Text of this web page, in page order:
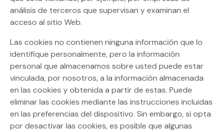
análisis de terceros que supervisan y examinan el
acceso al sitio Web.
Las cookies no contienen ninguna información que lo
identifique personalmente, pero la información
personal que almacenamos sobre usted puede estar
vinculada, por nosotros, a la información almacenada
en las cookies y obtenida a partir de estas. Puede
eliminar las cookies mediante las instrucciones incluidas
en las preferencias del dispositivo. Sin embargo, si opta
por desactivar las cookies, es posible que algunas